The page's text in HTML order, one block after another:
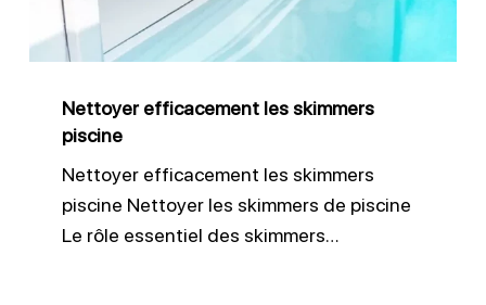
Nettoyer efficacement les skimmers
piscine
Nettoyer efficacement les skimmers
piscine Nettoyer les skimmers de piscine
Le rôle essentiel des skimmers…